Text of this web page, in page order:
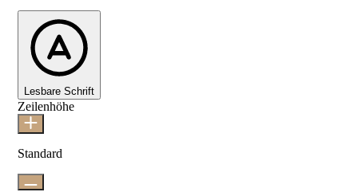
Lesbare Schrift
Zeilenhöhe
Standard